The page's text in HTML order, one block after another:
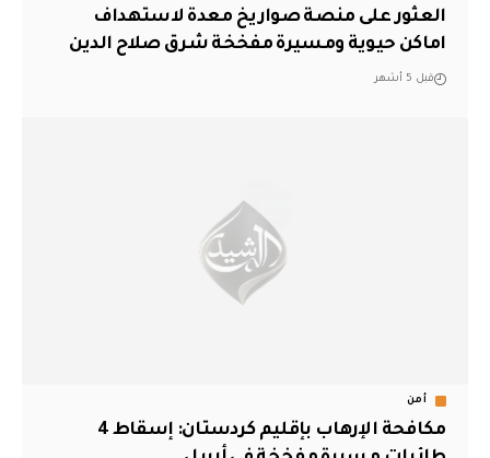
العثور على منصة صواريخ معدة لاستهداف
اماكن حيوية ومسيرة مفخخة شرق صلاح الدين
قبل 5 أشهر
أمن
مكافحة الإرهاب بإقليم كردستان: إسقاط 4